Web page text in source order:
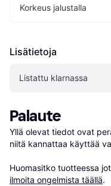
Korkeus jalustalla
Lisätietoja
Listattu klarnassa
Palaute
Yllä olevat tiedot ovat
niitä kannattaa käyttää
Huomasitko tuotteessa
ilmoita ongelmista täällä.